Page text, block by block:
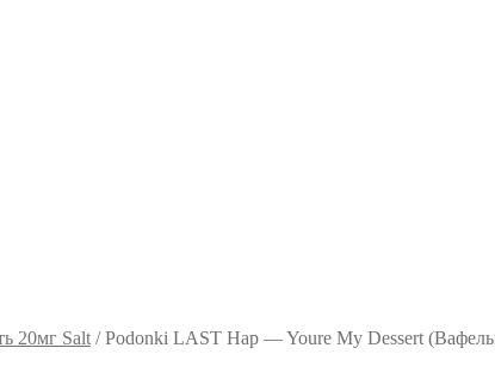
20мг Salt /Podonki LAST Hap — Youre My Dessert